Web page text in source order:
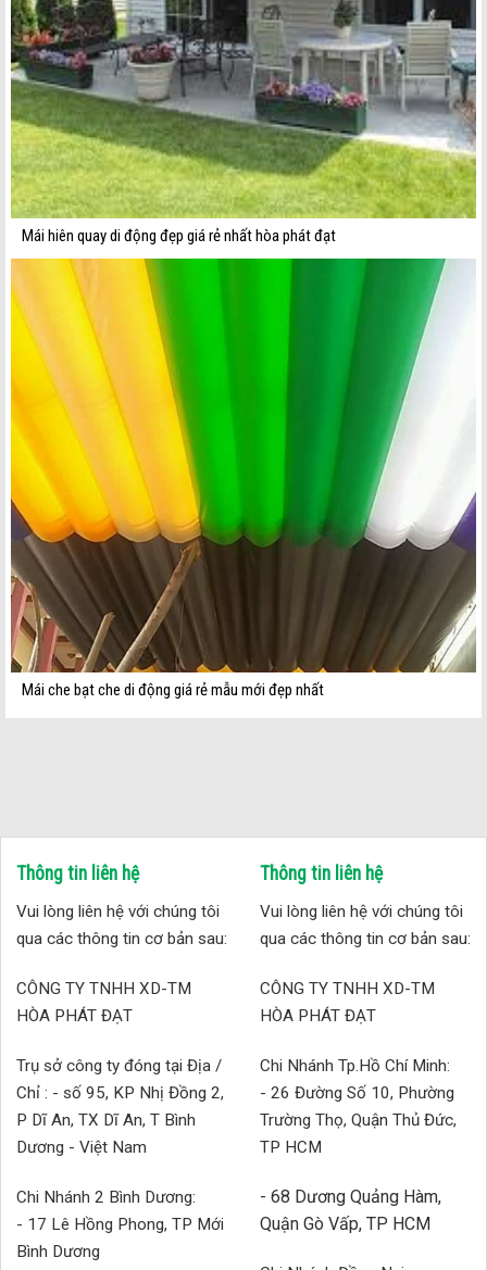
Mái hiên quay di động đẹp giá rẻ nhất hòa phát đạt
Mái che bạt che di động giá rẻ mẫu mới đẹp nhất
Thông tin liên hệ
Vui lòng liên hệ với chúng tôi
qua các thông tin cơ bản sau:
CÔNG TY TNHH XD-TM
HÒA PHÁT ĐẠT
Trụ sở công ty đóng tại Địa /
Chỉ : - số 95, KP Nhị Đồng 2,
P Dĩ An, TX Dĩ An, T Bình
Dương - Việt Nam
Chi Nhánh 2 Bình Dương:
- 17 Lê Hồng Phong, TP Mới
Bình Dương
Thông tin liên hệ
Vui lòng liên hệ với chúng tôi
qua các thông tin cơ bản sau:
CÔNG TY TNHH XD-TM
HÒA PHÁT ĐẠT
Chi Nhánh Tp.Hồ Chí Minh:
- 26 Đường Số 10, Phường
Trường Thọ, Quận Thủ Đức,
TP HCM
- 68 Dương Quảng Hàm,
Quận Gò Vấp, TP HCM